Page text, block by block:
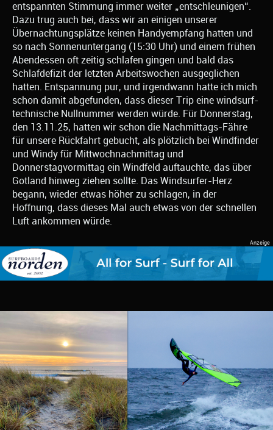
entspannten Stimmung immer weiter „entschleunigen“.
Dazu trug auch bei, dass wir an einigen unserer
Übernachtungsplätze keinen Handyempfang hatten und
so nach Sonnenuntergang (15:30 Uhr) und einem frühen
Abendessen oft zeitig schlafen gingen und bald das
Schlafdefizit der letzten Arbeitswochen ausgeglichen
hatten. Entspannung pur, und irgendwann hatte ich mich
schon damit abgefunden, dass dieser Trip eine windsurf-
technische Nullnummer werden würde. Für Donnerstag,
den 13.11.25, hatten wir schon die Nachmittags-Fähre
für unsere Rückfahrt gebucht, als plötzlich bei Windfinder
und Windy für Mittwochnachmittag und
Donnerstagvormittag ein Windfeld auftauchte, das über
Gotland hinweg ziehen sollte. Das Windsurfer-Herz
begann, wieder etwas höher zu schlagen, in der
Hoffnung, dass dieses Mal auch etwas von der schnellen
Luft ankommen würde.